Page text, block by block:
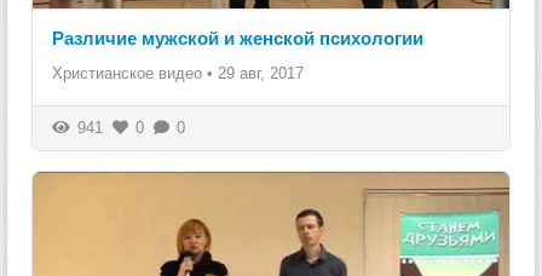
Различие мужской и женской психологии
Христианское видео • 29 авг, 2017
941 0 0